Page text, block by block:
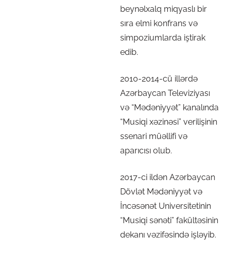
beynəlxalq miqyaslı bir
sıra elmi konfrans və
simpoziumlarda iştirak
edib.
2010-2014-cü illərdə
Azərbaycan Televiziyası
və “Mədəniyyət” kanalında
“Musiqi xəzinəsi” verilişinin
ssenari müəllifi və
aparıcısı olub.
2017-ci ildən Azərbaycan
Dövlət Mədəniyyət və
İncəsənət Universitetinin
“Musiqi sənəti” fakültəsinin
dekanı vəzifəsində işləyib.